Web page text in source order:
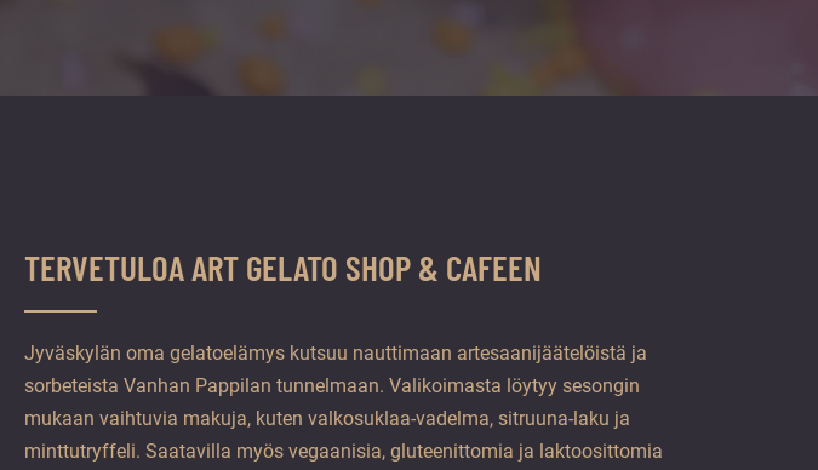
TERVETULOA ART GELATO SHOP & CAFEEN
Jyväskylän oma gelatoelämys kutsuu nauttimaan artesaanijäätelöistä ja
sorbeteista Vanhan Pappilan tunnelmaan. Valikoimasta löytyy sesongin
mukaan vaihtuvia makuja, kuten valkosuklaa-vadelma, sitruuna-laku ja
minttutryffeli. Saatavilla myös vegaanisia, gluteenittomia ja laktoosittomia